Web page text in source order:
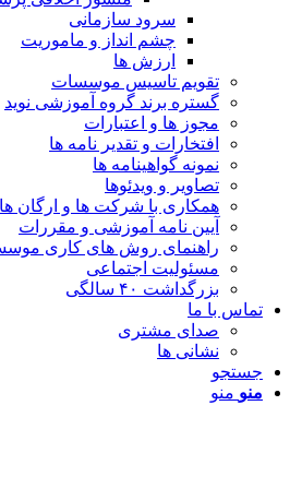
سرود سازمانی
چشم انداز و ماموریت
ارزش ها
تقویم تاسیس موسسات
گستره برند گروه آموزشی نوید
مجوز ها و اعتبارات
افتخارات و تقدیر نامه ها
نمونه گواهینامه ها
تصاویر و ویدئوها
همکاری با شرکت ها و ارگان ها
آیین نامه آموزشی و مقررات
راهنمای روش های کاری
مسئولیت اجتماعی
بزرگداشت ۴۰ سالگی
تماس با ما
صدای مشتری
نشانی ها
جستجو
منو منو